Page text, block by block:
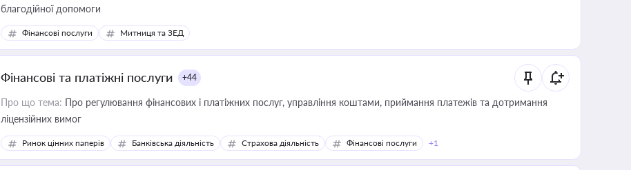
благодійної допомоги
Фінансові послуги Митниця та ЗЕД
Фінансові та платіжні послуги +44
Про що тема: Про регулювання фінансових і платіжних послуг, управління коштами, приймання платежів та дотримання
ліцензійних вимог
Ринок цінних паперів Банківська діяльність Страхова діяльність Фінансові послуги +1